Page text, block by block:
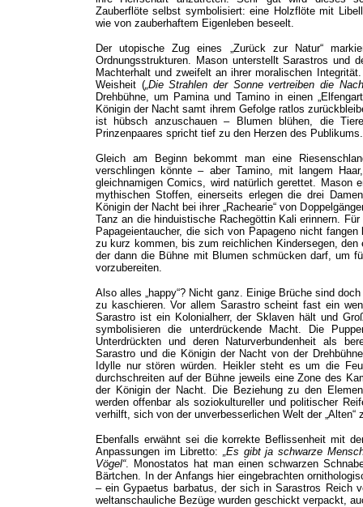
Zauberflöte selbst symbolisiert: eine Holzflöte mit
wie von zauberhaftem Eigenleben beseelt.
Der utopische Zug eines „Zurück zur Natur“
Ordnungsstrukturen. Mason unterstellt Sarastros und
Machterhalt und zweifelt an ihrer moralischen
Weisheit („Die Strahlen der Sonne vertreiben die
Drehbühne, um Pamina und Tamino in einen
Königin der Nacht samt ihrem Gefolge ratlos
ist hübsch anzuschauen – Blumen blühen, die
Prinzenpaares spricht tief zu den Herzen des Publikums.
Gleich am Beginn bekommt man eine
verschlingen könnte – aber Tamino, mit langem
gleichnamigen Comics, wird natürlich gerettet. Mason
mythischen Stoffen, einerseits erlegen die drei
Königin der Nacht bei ihrer „Rachearie“ von
Tanz an die hinduistische Rachegöttin Kali erinnern.
Papageientaucher, die sich von Papageno nicht
zu kurz kommen, bis zum reichlichen Kindersegen,
der dann die Bühne mit Blumen schmücken darf, um
vorzubereiten.
Also alles „happy“? Nicht ganz. Einige Brüche sind
zu kaschieren. Vor allem Sarastro scheint fast ein
Sarastro ist ein Kolonialherr, der Sklaven hält und
symbolisieren die unterdrückende Macht. Die
Unterdrückten und deren Naturverbundenheit als
Sarastro und die Königin der Nacht von der
Idylle nur stören würden. Heikler steht es um die
durchschreiten auf der Bühne jeweils eine Zone des
der Königin der Nacht. Die Beziehung zu den
werden offenbar als soziokultureller und politischer
verhilft, sich von der unverbesserlichen Welt der „Alten“
Ebenfalls erwähnt sei die korrekte Beflissenheit mit
Anpassungen im Libretto: „Es gibt ja schwarze
Vögel“. Monostatos hat man einen schwarzen
Bärtchen. In der Anfangs hier eingebrachten
– ein Gypaetus barbatus, der sich in Sarastros Reich
weltanschauliche Bezüge wurden geschickt verpackt,